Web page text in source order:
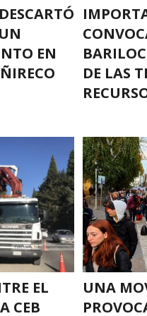
EN
DE LAS
EL
CEB
UNA